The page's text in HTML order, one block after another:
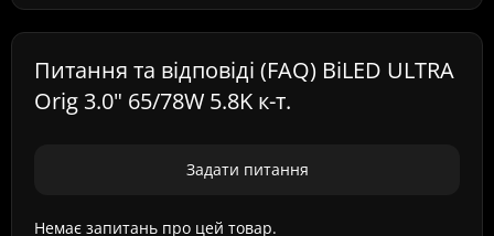
Питання та відповіді (FAQ) BiLED ULTRA
Orig 3.0" 65/78W 5.8K к-т.
Задати питання
Немає запитань про цей товар.